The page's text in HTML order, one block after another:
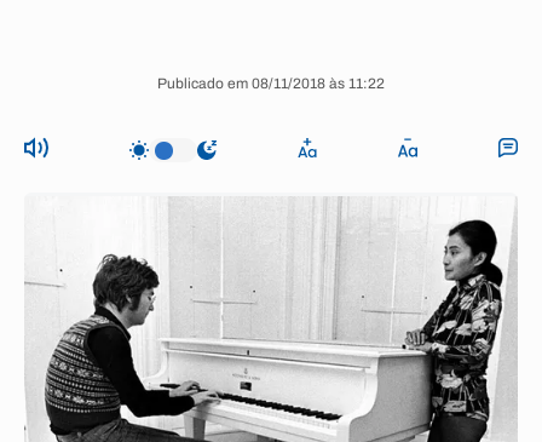
Publicado em 08/11/2018 às 11:22